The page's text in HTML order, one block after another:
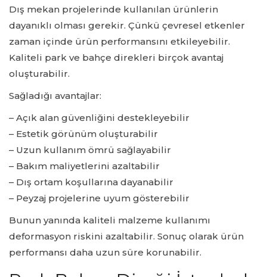
Dış mekan projelerinde kullanılan ürünlerin
dayanıklı olması gerekir. Çünkü çevresel etkenler
zaman içinde ürün performansını etkileyebilir.
Kaliteli park ve bahçe direkleri birçok avantaj
oluşturabilir.
Sağladığı avantajlar:
– Açık alan güvenliğini destekleyebilir
– Estetik görünüm oluşturabilir
– Uzun kullanım ömrü sağlayabilir
– Bakım maliyetlerini azaltabilir
– Dış ortam koşullarına dayanabilir
– Peyzaj projelerine uyum gösterebilir
Bunun yanında kaliteli malzeme kullanımı
deformasyon riskini azaltabilir. Sonuç olarak ürün
performansı daha uzun süre korunabilir.